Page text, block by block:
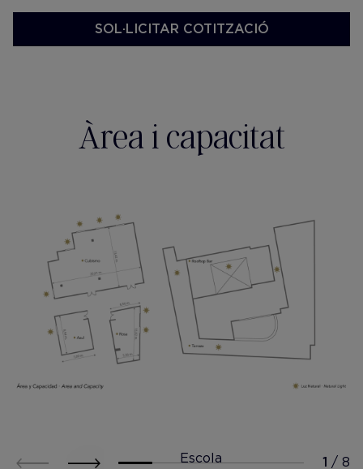
SOL·LICITAR COTITZACIÓ
Àrea i capacitat
Escola